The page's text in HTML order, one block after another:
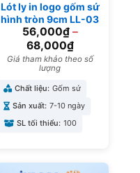
Lót ly in logo gốm sứ
hình tròn 9cm LL-03
56,000₫–
68,000₫
Giá tham khảo theo số
lượng
Chất liệu: Gốm sứ
Sản xuất: 7-10 ngày
SL tối thiểu: 100